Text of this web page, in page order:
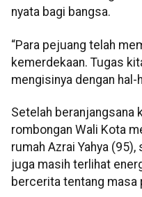
nyata bagi bangsa.
“Para pejuang telah
kemerdekaan. Tugas
mengisinya dengan hal-
Setelah beranjangsana
rombongan Wali Kota
rumah Azrai Yahya
juga masih terlihat
bercerita tentang masa